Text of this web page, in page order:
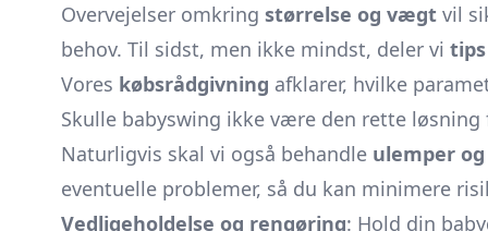
Overvejelser omkring størrelse og vægt vil
behov. Til sidst, men ikke mindst, deler vi
Vores købsrådgivning afklarer, hvilke
Skulle babyswing ikke være den rette
Naturligvis skal vi også behandle ulemper
eventuelle problemer, så du kan minimere
Vedligeholdelse og rengøring: Hold din